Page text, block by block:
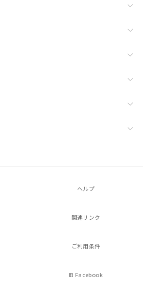
ヘルプ
関連リンク
ご利用条件
Facebook